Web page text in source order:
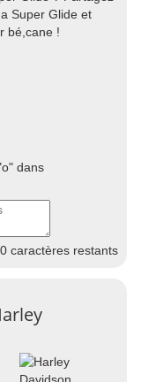
Super Glide et
bé,cane !
dans
caractères restants